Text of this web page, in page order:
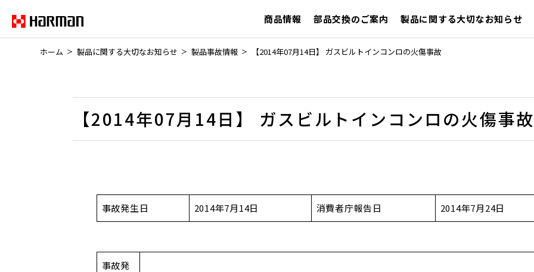
商品情報 部品交換のご案内 製品に関する大切なお知らせ
ホーム 製品に関する大切なお知らせ 製品事故情報 【2014年07月14日】 ガスビルトインコンロの火傷事故
【2014年07月14日】 ガスビルトインコンロの火傷事
事故発生日 2014年7月14日 消費者庁報告日 2014年7月24日
事故発